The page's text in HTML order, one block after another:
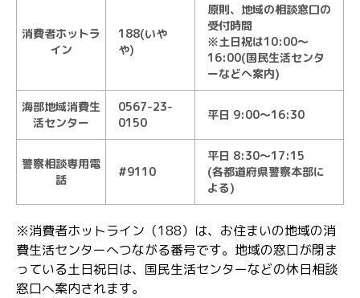
消費者ホットラ
イン
188(いや
や)
原則、地域の相談窓口の
受付時間
※土日祝は10:00～
16:00(国民生活センタ
ーなどへ案内)
海部地域消費生
活センター
0567-23-
0150
平日 9:00～16:30
警察相談専用電
話
#9110
平日 8:30～17:15
(各都道府県警察本部に
よる)
※消費者ホットライン（188）は、お住まいの地域の消
費生活センターへつながる番号です。地域の窓口が閉ま
っている土日祝日は、国民生活センターなどの休日相談
窓口へ案内されます。